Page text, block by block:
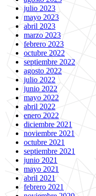
julio 2023
mayo 2023
abril 2023
marzo 2023
febrero 2023
octubre 2022
septiembre 2022
agosto 2022
julio 2022
junio 2022
mayo 2022
abril 2022
enero 2022
diciembre 2021
noviembre 2021
octubre 2021
septiembre 2021
junio 2021
mayo 2021
abril 2021
febrero 2021